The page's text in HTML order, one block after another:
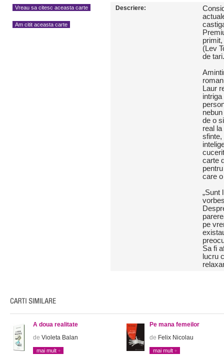
Vreau sa citesc aceasta carte
Am citit aceasta carte
Descriere:
(Lev
de tari.
Laur
de o
real
sfinte,
carte
care
„Sunt
pe
Sa fi
lucru
A doua realitate
de Violeta Balan
mai mult
Pe mana femeilor
de Felix Nicolau
mai mult